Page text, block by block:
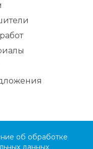
об обработке
данных